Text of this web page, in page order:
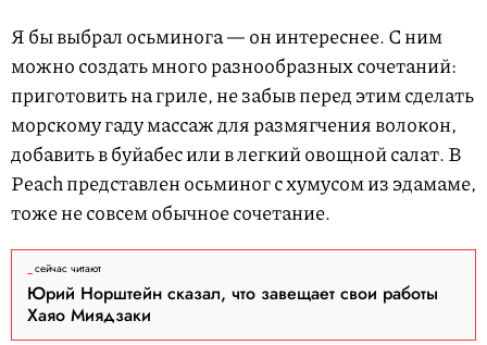
Я бы выбрал осьминога — он интереснее. С ним
можно создать много разнообразных сочетаний:
приготовить на гриле, не забыв перед этим сделать
морскому гаду массаж для размягчения волокон,
добавить в буйабес или в легкий овощной салат. В
Peach представлен осьминог с хумусом из эдамаме,
тоже не совсем обычное сочетание.
сейчас читают
Юрий Норштейн сказал, что завещает свои работы
Хаяо Миядзаки